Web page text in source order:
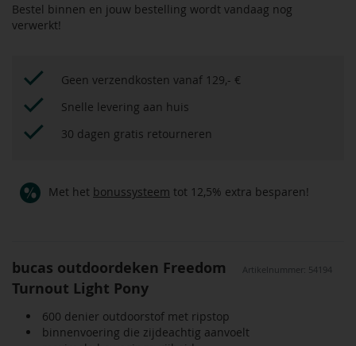
Bestel binnen en jouw bestelling wordt vandaag nog
verwerkt!
Geen verzendkosten vanaf 129,- €
Snelle levering aan huis
30 dagen gratis retourneren
Met het bonussysteem tot 12,5% extra besparen!
bucas outdoordeken Freedom
Turnout Light Pony
Artikelnummer: 54194
600 denier outdoorstof met ripstop
binnenvoering die zijdeachtig aanvoelt